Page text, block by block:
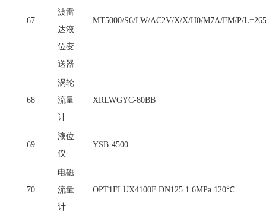
67
波雷
达液
位变
送器
MT5000/S6/LW/AC2V/X/X/H0/M7A/FM/P/
68
涡轮
流量
计
XRLWGYC-80BB
69
液位
仪
YSB-4500
70
电磁
流量
计
OPT1FLUX4100F DN125 1.6MPa 120℃